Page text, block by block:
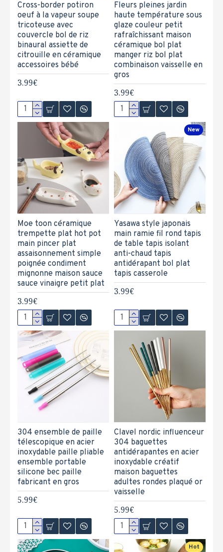
Cross-border potiron
oeuf à la vapeur soupe
tricoteuse avec
couvercle bol de riz
binaural assiette de
citrouille en céramique
accessoires bébé
3.99€
Fleurs pleines jardin
haute température sous
glaze couleur petit
rafraîchissant maison
céramique bol plat
manger riz bol plat
combinaison vaisselle en
gros
3.99€
Moe toon céramique
trempette plat hot pot
main pincer plat
assaisonnement simple
poignée condiment
mignonne maison sauce
sauce vinaigre petit plat
3.99€
New
Yasawa style japonais
main ramie fil rond tapis
de table tapis isolant
anti-chaud tapis
antidérapant bol plat
tapis casserole
3.99€
304 ensemble de paille
télescopique en acier
inoxydable paille pliable
ensemble portable
silicone bec paille
fabricant en gros
5.99€
Clavel nordic influenceur
304 baguettes
antidérapantes en acier
inoxydable créatif
maison baguettes
adultes rondes plaqué or
vaisselle
5.99€
Hot